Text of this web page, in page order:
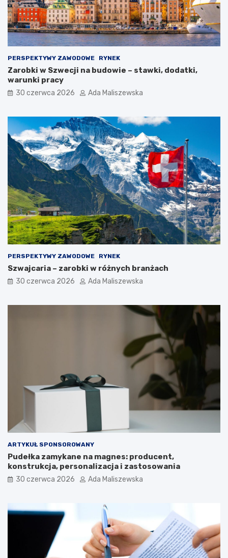
PERSPEKTYWY ZAWODOWE RYNEK
Zarobki w Szwecji na budowie – stawki, dodatki,
warunki pracy
30 czerwca 2026 Ada Maliszewska
PERSPEKTYWY ZAWODOWE RYNEK
Szwajcaria – zarobki w różnych branżach
30 czerwca 2026 Ada Maliszewska
ARTYKUŁ SPONSOROWANY
Pudełka zamykane na magnes: producent,
konstrukcja, personalizacja i zastosowania
30 czerwca 2026 Ada Maliszewska